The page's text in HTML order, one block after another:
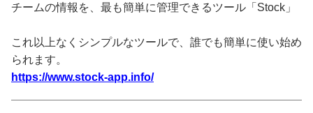
チームの情報を、最も簡単に管理できるツール「Stock」
これ以上なくシンプルなツールで、誰でも簡単に使い始め
られます。
https://www.stock-app.info/